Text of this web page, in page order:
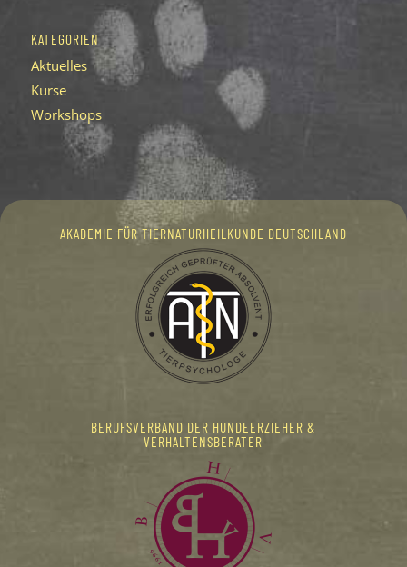
KATEGORIEN
Aktuelles
Kurse
Workshops
AKADEMIE FÜR TIERNATURHEILKUNDE DEUTSCHLAND
BERUFSVERBAND DER HUNDEERZIEHER &
VERHALTENSBERATER